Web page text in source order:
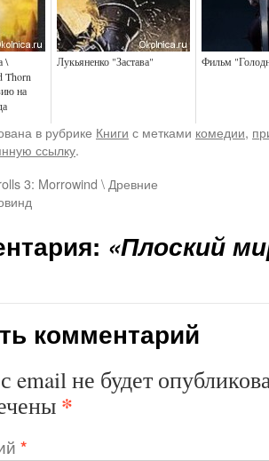
\
Thorn
на
Лукьяненко "Застава" Фильм
в рубрике Книги с метками комедии,
ссылку.
3: Morrowind \ Древние
«Плоский
комментарий
email не будет
*
*